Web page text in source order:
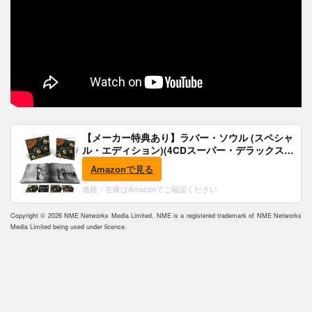
【メーカー特典あり】ラバー・ソウル (スペシャ
ル・エディション)(4CDスーパー・デラックス)
(完全生産限定盤)(SHM-CD)(特典:B2ポスター付)
Amazonで見る
価格・在庫はAmazonでご確認ください
Copyright © 2026 NME Networks Media Limited. NME is a registered trademark of NME Networks
Media Limited being used under licence.